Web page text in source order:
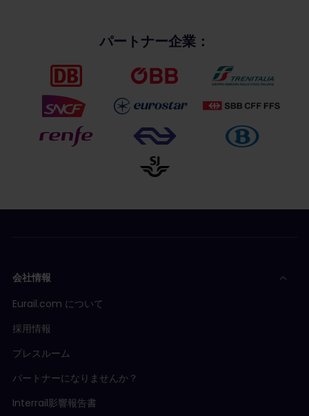
パートナー企業：
会社情報
Eurail.com について
採用情報
プレスルーム
パートナーになりませんか？
Interrail影響報告書